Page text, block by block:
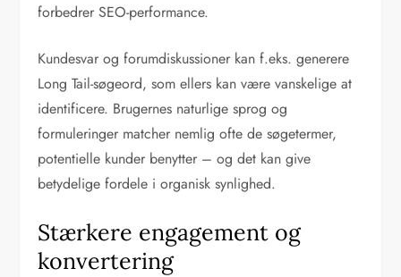
forbedrer SEO-performance.
Kundesvar og forumdiskussioner kan f.eks. generere
Long Tail-søgeord, som ellers kan være vanskelige at
identificere. Brugernes naturlige sprog og
formuleringer matcher nemlig ofte de søgetermer,
potentielle kunder benytter – og det kan give
betydelige fordele i organisk synlighed.
Stærkere engagement og
konvertering